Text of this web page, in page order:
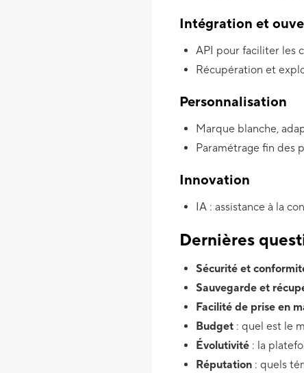
Intégration et
API pour faciliter les
Récupération et
Personnalisation
Marque blanche,
Paramétrage fin des
Innovation
IA : assistance à la
Dernières
Sécurité et
Sauvegarde et
Facilité de prise en
Budget : quel est le
Évolutivité : la
Réputation : quels